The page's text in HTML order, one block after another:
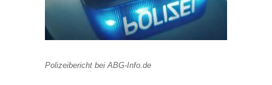
Polizeibericht bei ABG-Info.de